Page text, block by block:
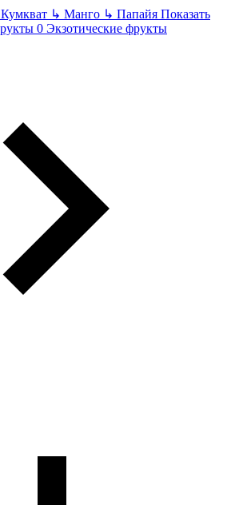
Кумкват ↳ Манго ↳ Папайя Показать
Экзотические фрукты